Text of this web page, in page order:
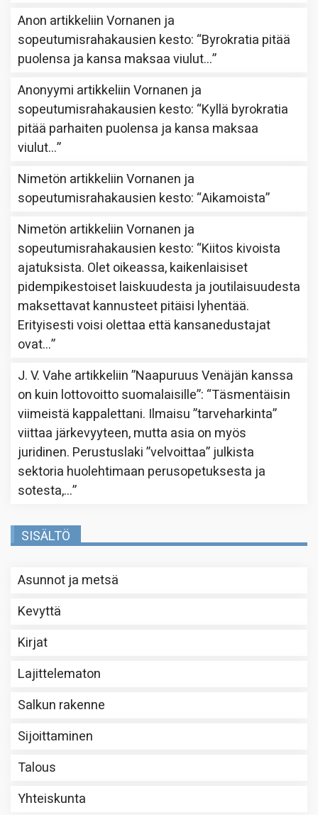
Anon artikkeliinVornanen ja
sopeutumisrahakausien kesto: “Byrokratia pitää
puolensa ja kansa maksaa viulut…”
Anonyymi artikkeliinVornanen ja
sopeutumisrahakausien kesto: “Kyllä byrokratia
pitää parhaiten puolensa ja kansa maksaa
viulut…”
Nimetön artikkeliinVornanen ja
sopeutumisrahakausien kesto: “Aikamoista”
Nimetön artikkeliinVornanen ja
sopeutumisrahakausien kesto: “Kiitos kivoista
ajatuksista. Olet oikeassa, kaikenlaisiset
pidempikestoiset laiskuudesta ja joutilaisuudesta
maksettavat kannusteet pitäisi lyhentää.
Erityisesti voisi olettaa että kansanedustajat
ovat…”
J. V. Vahe artikkeliin”Naapuruus Venäjän kanssa
on kuin lottovoitto suomalaisille”: “Täsmentäisin
viimeistä kappalettani. Ilmaisu ”tarveharkinta”
viittaa järkevyyteen, mutta asia on myös
juridinen. Perustuslaki ”velvoittaa” julkista
sektoria huolehtimaan perusopetuksesta ja
sotesta,…”
SISÄLTÖ
Asunnot ja metsä
Kevyttä
Kirjat
Lajittelematon
Salkun rakenne
Sijoittaminen
Talous
Yhteiskunta